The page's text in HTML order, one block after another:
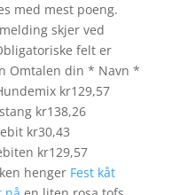
med mest poeng.
skjer ved
felt er
Omtalen din * Navn *
kr129,57
kr138,26
kr30,43
kr129,57
henger Fest kåt